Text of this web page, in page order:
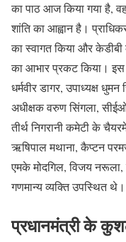
का पाठ आज किया गया है,
शांति का आह्वान है।
का स्वागत किया और
का आभार प्रकट किया। इस
धर्मवीर डागर, उपाध्यक्ष
अधीक्षक वरुण सिंगला,
तीर्थ निगरानी कमेटी के
ऋषिपाल मथाना, कैप्टन
एमके मोदगिल, विजय
गणमान्य व्यक्ति उपस्थित थे।
प्रधानमंत्री के